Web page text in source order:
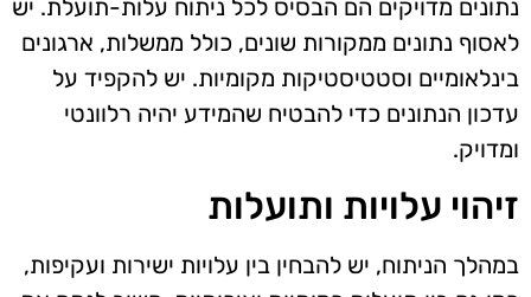
נתונים מדויקים הם הבסיס לכל ניתוח עלות-תועלת. יש
לאסוף נתונים ממקורות שונים, כולל ממשלות, ארגונים
בינלאומיים וסטטיסטיקות מקומיות. יש להקפיד על
עדכון הנתונים כדי להבטיח שהמידע יהיה רלוונטי
ומדויק.
זיהוי עלויות ותועלות
במהלך הניתוח, יש להבחין בין עלויות ישירות ועקיפות,